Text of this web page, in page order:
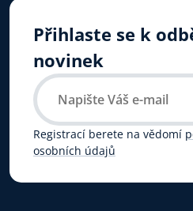
Přihlaste se k
novinek
Registrací berete na vědomí
osobních údajů